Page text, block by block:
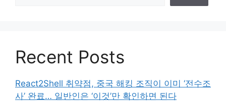
Recent Posts
React2Shell 취약점, 중국 해킹 조직이 이미 ‘전수조
사’ 완료… 일반인은 ‘이것’만 확인하면 된다